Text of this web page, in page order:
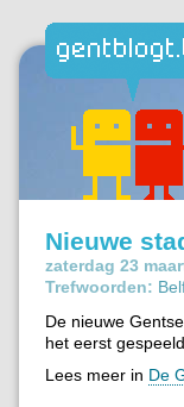
Nieuwe
zaterdag 23
Trefwoorden:
De nieuwe
het eerst
Lees meer in De